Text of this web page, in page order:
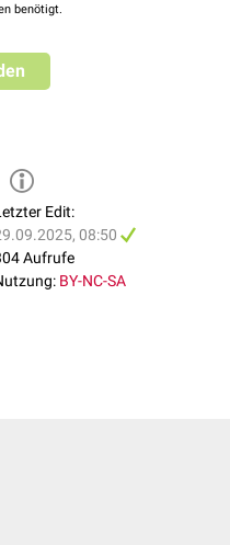
benötigt.
Edit:
08:50
Aufrufe
BY-NC-SA